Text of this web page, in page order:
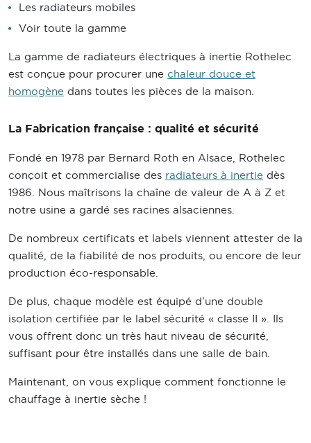
Les radiateurs mobiles
Voir toute la gamme
La gamme de radiateurs électriques à inertie Rothelec
est conçue pour procurer une chaleur douce et
homogène dans toutes les pièces de la maison.
La Fabrication française : qualité et sécurité
Fondé en 1978 par Bernard Roth en Alsace, Rothelec
conçoit et commercialise des radiateurs à inertie dès
1986. Nous maîtrisons la chaîne de valeur de A à Z et
notre usine a gardé ses racines alsaciennes.
De nombreux certificats et labels viennent attester de la
qualité, de la fiabilité de nos produits, ou encore de leur
production éco-responsable.
De plus, chaque modèle est équipé d’une double
isolation certifiée par le label sécurité « classe II ». Ils
vous offrent donc un très haut niveau de sécurité,
suffisant pour être installés dans une salle de bain.
Maintenant, on vous explique comment fonctionne le
chauffage à inertie sèche !